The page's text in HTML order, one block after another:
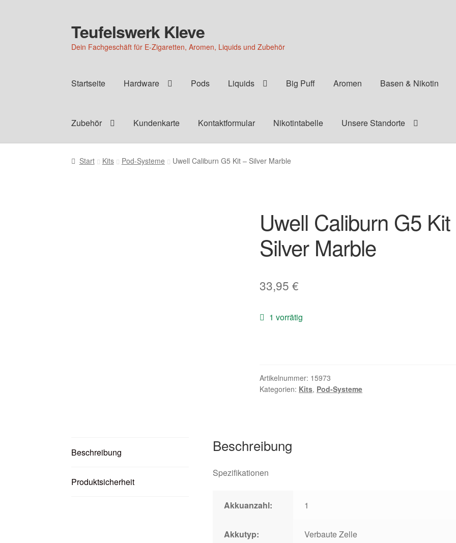
Zur
Navigation
springen
Zum
Inhalt
springen
Teufelswerk Kleve
Dein Fachgeschäft für E-Zigaretten, Aromen, Liquids und Zubehör
Startseite Hardware Pods Liquids Big Puff Aromen Basen & Nikotin
Zubehör Kundenkarte Kontaktformular Nikotintabelle Unsere Standorte
Start Kits Pod-Systeme Uwell Caliburn G5 Kit – Silver Marble
Uwell Caliburn G5
Silver Marble
33,95€
1 vorrätig
Artikelnummer: 15973
Kategorien: Kits, Pod-Systeme
Beschreibung
Produktsicherheit
Beschreibung
Spezifikationen
Akkuanzahl: 1
Akkutyp: Verbaute Zelle